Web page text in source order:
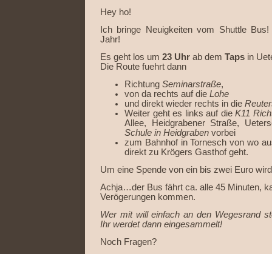
Hey ho!
Ich bringe Neuigkeiten vom Shuttle
Jahr!
Es geht los um 23 Uhr ab dem Taps in
Die Route fuehrt dann
Richtung Seminarstraße,
von da rechts auf die Lohe
und direkt wieder rechts in die
Weiter geht es links auf dieK11
Allee, Heidgrabener Straße,
Schule in Heidgraben vorbei
zum Bahnhof in Tornesch von wo
direkt zu Krögers Gasthof geht.
Um eine Spende von ein bis zwei Euro
Achja…der Bus fährt ca. alle 45 Minuten,
Verögerungen kommen.
Wer mit will einfach an den Wegesrand
Ihr werdet dann eingesammelt!
Noch Fragen?